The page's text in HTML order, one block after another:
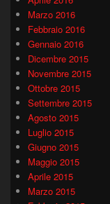
Marzo 2016
Febbraio 2016
Gennaio 2016
Dicembre 2015
Novembre 2015
Ottobre 2015
Settembre 2015
Agosto 2015
Luglio 2015
Giugno 2015
Maggio 2015
Aprile 2015
Marzo 2015